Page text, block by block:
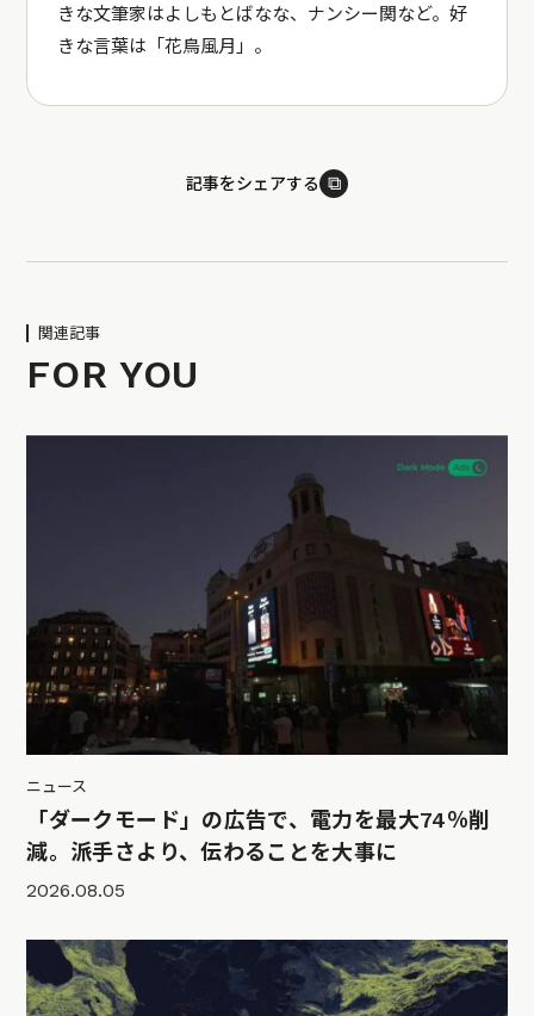
きな文筆家はよしもとばなな、ナンシー関など。好
きな言葉は「花鳥風月」。
記事をシェアする ⧉
関連記事
FOR YOU
ニュース
「ダークモード」の広告で、電力を最大74％削
減。派手さより、伝わることを大事に
2026.08.05